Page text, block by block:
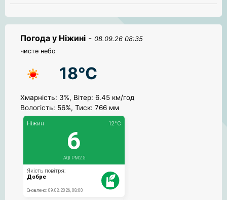
Погода у Ніжині - 08.09.26 08:35
чисте небо
18°C
Хмарність: 3%, Вітер: 6.45 км/год
Вологість: 56%, Тиск: 766 мм